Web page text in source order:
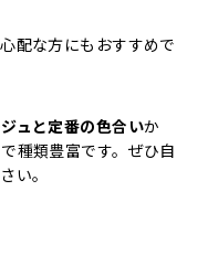
配な方にもおすすめで
ュと定番の色合いか
種類豊富です。ぜひ自
い。